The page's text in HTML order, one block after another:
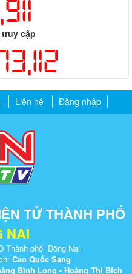
cập
Liên hệ Đăng nhập
TỬ THÀNH PHỐ
NAI
Thành phố Đồng Nai
Cao Quốc Sang
Bình Long - Hoàng Thị Bích